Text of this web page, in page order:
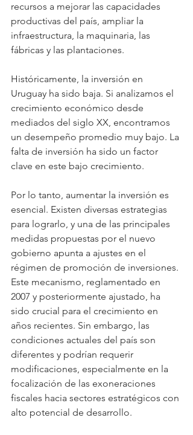
recursos a mejorar las capacidades
productivas del país, ampliar la
infraestructura, la maquinaria, las
fábricas y las plantaciones.
Históricamente, la inversión en
Uruguay ha sido baja. Si analizamos el
crecimiento económico desde
mediados del siglo XX, encontramos
un desempeño promedio muy bajo. La
falta de inversión ha sido un factor
clave en este bajo crecimiento.
Por lo tanto, aumentar la inversión es
esencial. Existen diversas estrategias
para lograrlo, y una de las principales
medidas propuestas por el nuevo
gobierno apunta a ajustes en el
régimen de promoción de inversiones.
Este mecanismo, reglamentado en
2007 y posteriormente ajustado, ha
sido crucial para el crecimiento en
años recientes. Sin embargo, las
condiciones actuales del país son
diferentes y podrían requerir
modificaciones, especialmente en la
focalización de las exoneraciones
fiscales hacia sectores estratégicos con
alto potencial de desarrollo.